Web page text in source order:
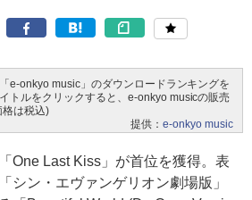
e-onkyo music」のダウンロードランキングを
トルをクリックすると、e-onkyo musicの販売
は税込)
提供：e-onkyo music
One Last Kiss」が首位を獲得。表
シン・エヴァンゲリオン劇場版」